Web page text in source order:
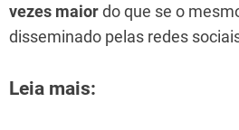
vezes maiordo que se o
disseminado pelas redes
Leia mais: